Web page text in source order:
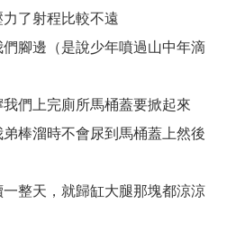
了射程比較不遠
腳邊（是說少年噴過山中年滴
們上完廁所馬桶蓋要掀起來
棒溜時不會尿到馬桶蓋上然後
整天，就歸缸大腿那塊都涼涼